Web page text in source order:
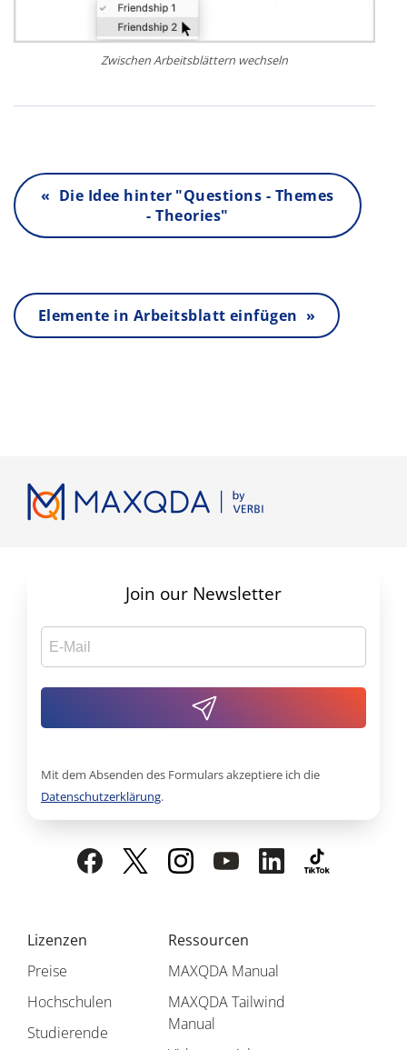
Zwischen Arbeitsblättern wechseln
« Die Idee hinter "Questions - Themes
- Theories"
Elemente in Arbeitsblatt einfügen »
Lizenzen
Preise
Hochschulen
Studierende
Ressourcen
MAXQDA Manual
MAXQDA Tailwind
Manual
Join our Newsletter
Mit dem Absenden des Formulars akzeptiere ich die
Datenschutzerklärung.